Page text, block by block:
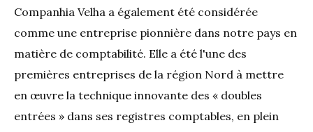
Companhia Velha a également été considérée
comme une entreprise pionnière dans notre pays en
matière de comptabilité. Elle a été l'une des
premières entreprises de la région Nord à mettre
en œuvre la technique innovante des « doubles
entrées » dans ses registres comptables, en plein